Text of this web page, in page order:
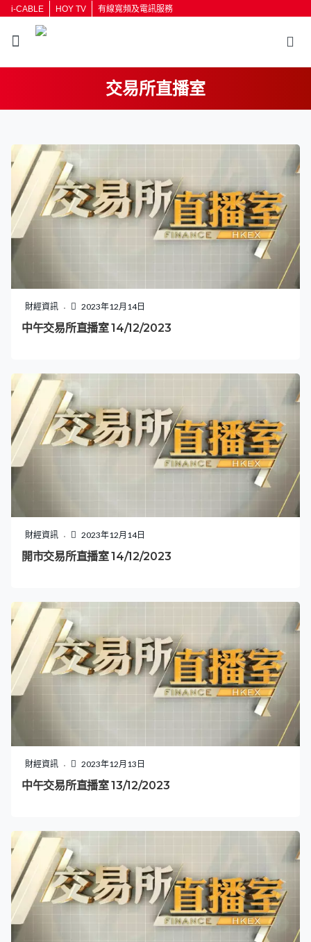
i-CABLE HOY TV 有線寬頻及電訊服務
交易所直播室
財經資訊 2023年12月14日
中午交易所直播室 14/12/2023
財經資訊 2023年12月14日
開市交易所直播室 14/12/2023
財經資訊 2023年12月13日
中午交易所直播室 13/12/2023